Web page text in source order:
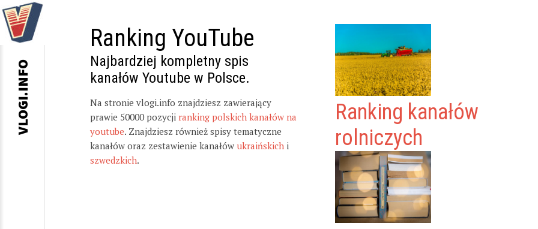
Ranking YouTube
Najbardziej kompletny spis
kanałów Youtube w Polsce.
Na stronie vlogi.info znajdziesz zawierający
prawie 50000 pozycji ranking polskich kanałów na
youtube. Znajdziesz również spisy tematyczne
kanałów oraz zestawienie kanałów ukraińskich i
szwedzkich.
Ranking kanałów
rolniczych
VLOGI.INFO